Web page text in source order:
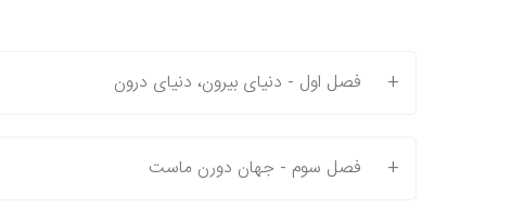
+ فصل اول - دنیای بیرون، دنیای درون
+ فصل سوم - جهان دورن ماست